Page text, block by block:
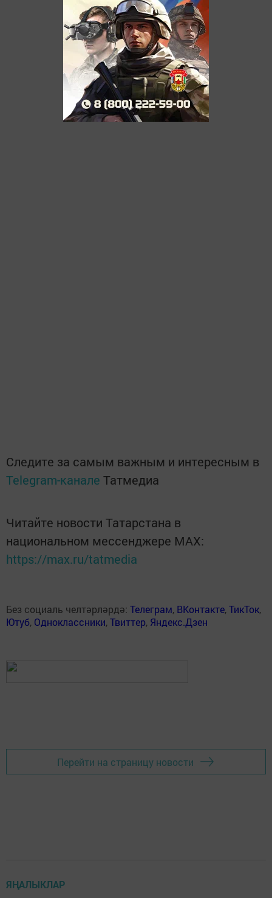
Следите за самым важным и интересным в
Telegram-канале Татмедиа
Читайте новости Татарстана в
национальном мессенджере MАХ:
https://max.ru/tatmedia
Без социаль челтәрләрдә: Телеграм, ВКонтакте,ТикТок,
Ютуб, Одноклассники,Твиттер, Яндекс.Дзен
Перейти на страницу новости
ЯҢАЛЫКЛАР